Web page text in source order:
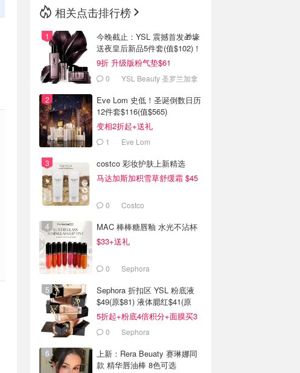
相关点击排行榜
今晚截止：YSL 震撼首发🎁壕
送夜皇后新品5件套(值$102)！
9折 升级版粉气垫$61
0
YSL Beauty 圣罗兰加拿
Eve Lom 史低！圣诞倒数日历
12件套$116(值$565)
变相2折起+送礼
1 Eve Lom
costco 彩妆护肤上新精选
马达加斯加积雪草舒缓霜 $45
0 Costco
MAC 棒棒糖唇釉 水光不沾杯
$33+送礼
0 Sephora
Sephora 折扣区 YSL 粉底液
$49(原$81) 液体腮红$41(原
$58)
5折起+粉底4倍积分+面膜买3
送10 Sephora
上新：Rera Beuaty 赛琳娜同
款 精华唇油棒 8色可选